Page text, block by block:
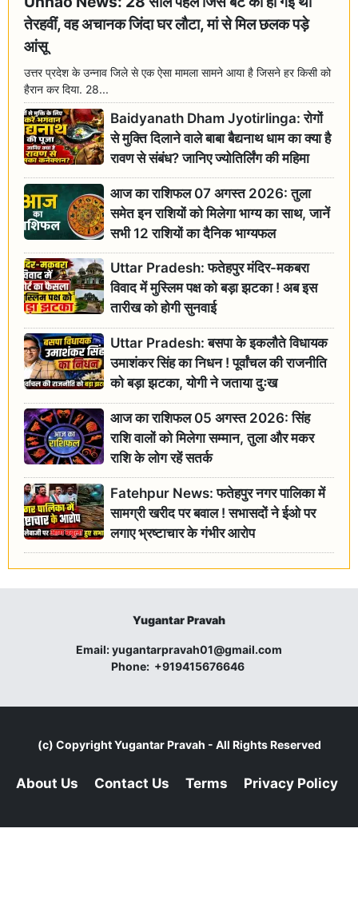
तेरहवीं, वह अचानक जिंदा घर लौटा, मां से मिल छलक पड़े
आंसू
उत्तर प्रदेश के उन्नाव जिले से एक ऐसा मामला सामने आया है जिसने हर किसी को
हैरान कर दिया. 28...
Baidyanath Dham Jyotirlinga: रोगों
से मुक्ति दिलाने वाले बाबा बैद्यनाथ धाम का क्या है
रावण से संबंध? जानिए ज्योतिर्लिंग की महिमा
आज का राशिफल 07 अगस्त 2026: तुला
समेत इन राशियों को मिलेगा भाग्य का साथ, जानें
सभी 12 राशियों का दैनिक भाग्यफल
Uttar Pradesh: फतेहपुर मंदिर-मकबरा
विवाद में मुस्लिम पक्ष को बड़ा झटका ! अब इस
तारीख को होगी सुनवाई
Uttar Pradesh: बसपा के इकलौते विधायक
उमाशंकर सिंह का निधन ! पूर्वांचल की राजनीति
को बड़ा झटका, योगी ने जताया दुःख
आज का राशिफल 05 अगस्त 2026: सिंह
राशि वालों को मिलेगा सम्मान, तुला और मकर
राशि के लोग रहें सतर्क
Fatehpur News: फतेहपुर नगर पालिका में
सामग्री खरीद पर बवाल ! सभासदों ने ईओ पर
लगाए भ्रष्टाचार के गंभीर आरोप
Yugantar Pravah
Email:yugantarpravah01@gmail.com
Phone: +919415676646
(c) CopyrightYugantar Pravah - All Rights Reserved
About Us Contact Us Terms Privacy Policy